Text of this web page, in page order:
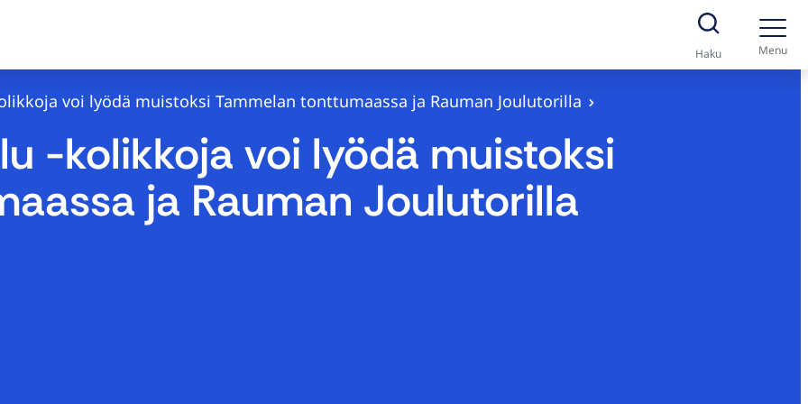
Haku Menu
voi lyödä muistoksi Tammelan tonttumaassa ja Rauman Joulutorilla
-kolikkoja voi lyödä muistoksi
ja Rauman Joulutorilla